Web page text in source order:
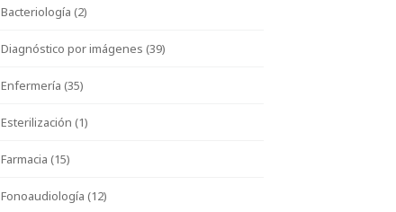
Bacteriología (2)
Diagnóstico por imágenes (39)
Enfermería (35)
Esterilización (1)
Farmacia (15)
Fonoaudiología (12)